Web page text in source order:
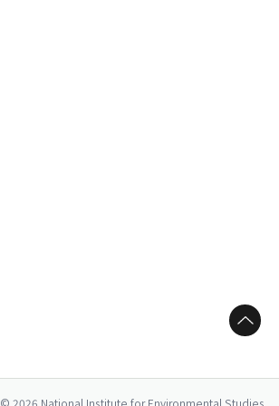
ページトップへ
© 2026 National Institute for Environmental Studies